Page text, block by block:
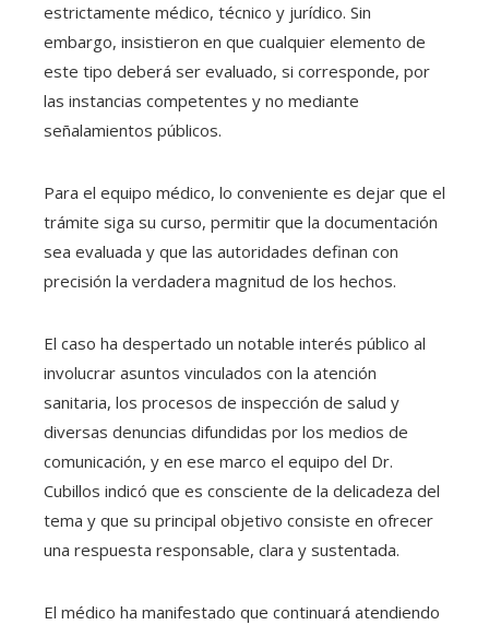
estrictamente médico, técnico y jurídico. Sin
embargo, insistieron en que cualquier elemento de
este tipo deberá ser evaluado, si corresponde, por
las instancias competentes y no mediante
señalamientos públicos.
Para el equipo médico, lo conveniente es dejar que el
trámite siga su curso, permitir que la documentación
sea evaluada y que las autoridades definan con
precisión la verdadera magnitud de los hechos.
El caso ha despertado un notable interés público al
involucrar asuntos vinculados con la atención
sanitaria, los procesos de inspección de salud y
diversas denuncias difundidas por los medios de
comunicación, y en ese marco el equipo del Dr.
Cubillos indicó que es consciente de la delicadeza del
tema y que su principal objetivo consiste en ofrecer
una respuesta responsable, clara y sustentada.
El médico ha manifestado que continuará atendiendo